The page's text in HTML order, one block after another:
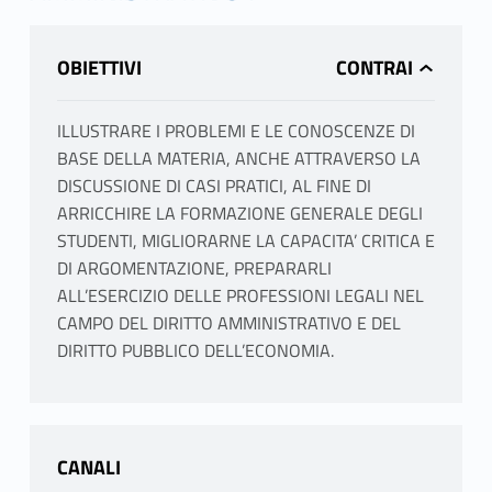
OBIETTIVI
ILLUSTRARE I PROBLEMI E LE CONOSCENZE DI
BASE DELLA MATERIA, ANCHE ATTRAVERSO LA
DISCUSSIONE DI CASI PRATICI, AL FINE DI
ARRICCHIRE LA FORMAZIONE GENERALE DEGLI
STUDENTI, MIGLIORARNE LA CAPACITA’ CRITICA E
DI ARGOMENTAZIONE, PREPARARLI
ALL’ESERCIZIO DELLE PROFESSIONI LEGALI NEL
CAMPO DEL DIRITTO AMMINISTRATIVO E DEL
DIRITTO PUBBLICO DELL’ECONOMIA.
CANALI